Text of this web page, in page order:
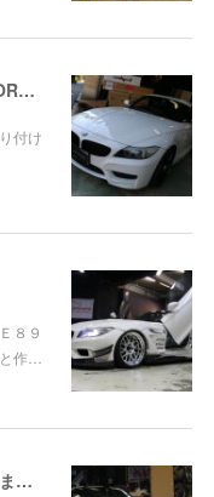
Ｅ８９Ｚ４ ２３ｉなお客様に、LAPTORRマフラーお取り付け！
付け
８９
作…
Ｅ８９Ｚ４なお客様の車検整備が完了しました！